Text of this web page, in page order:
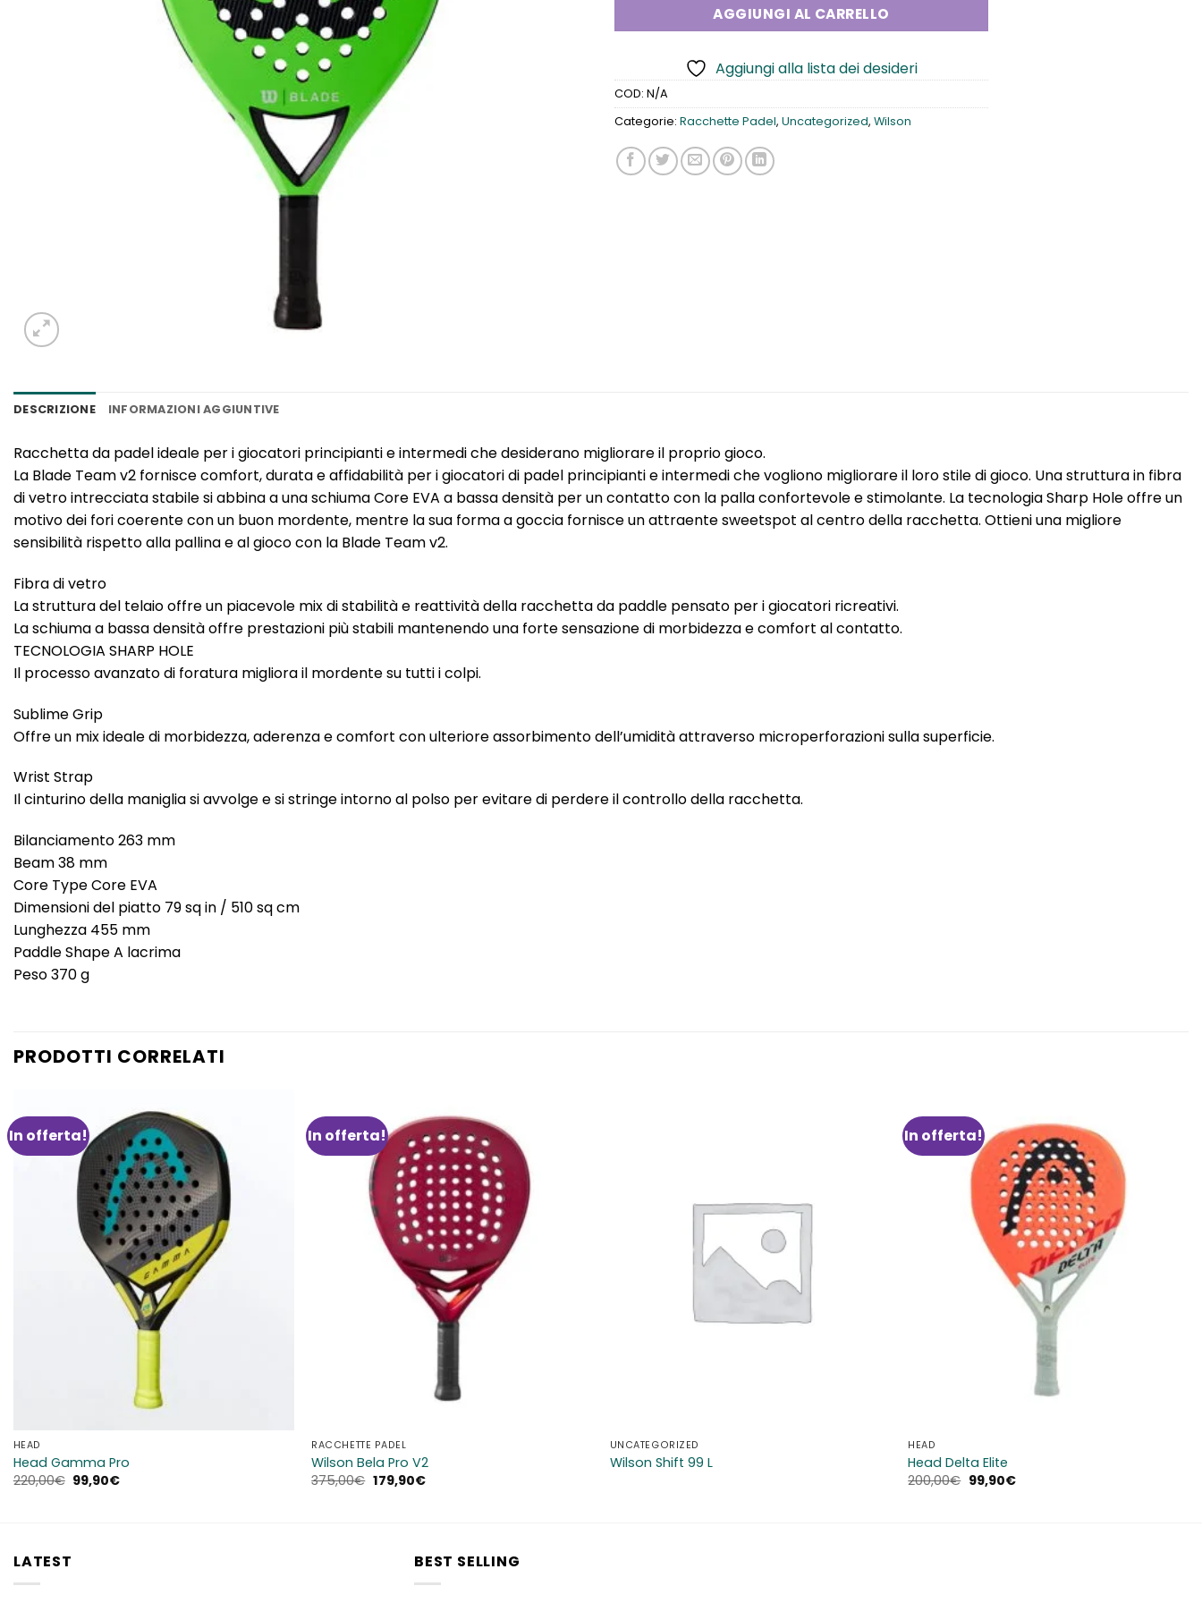
AGGIUNGI AL CARRELLO
Aggiungi alla lista dei desideri
COD: N/A
Categorie: Racchette Padel, Uncategorized, Wilson
DESCRIZIONE INFORMAZIONI AGGIUNTIVE
Racchetta da padel ideale per i giocatori principianti e intermedi che desiderano migliorare il proprio gioco.
La Blade Team v2 fornisce comfort, durata e affidabilità per i giocatori di padel principianti e intermedi che vogliono migliorare il loro stile di gioco. Una struttura in fibra
di vetro intrecciata stabile si abbina a una schiuma Core EVA a bassa densità per un contatto con la palla confortevole e stimolante. La tecnologia Sharp Hole offre un
motivo dei fori coerente con un buon mordente, mentre la sua forma a goccia fornisce un attraente sweetspot al centro della racchetta. Ottieni una migliore
sensibilità rispetto alla pallina e al gioco con la Blade Team v2.
Fibra di vetro
La struttura del telaio offre un piacevole mix di stabilità e reattività della racchetta da paddle pensato per i giocatori ricreativi.
La schiuma a bassa densità offre prestazioni più stabili mantenendo una forte sensazione di morbidezza e comfort al contatto.
TECNOLOGIA SHARP HOLE
Il processo avanzato di foratura migliora il mordente su tutti i colpi.
Sublime Grip
Offre un mix ideale di morbidezza, aderenza e comfort con ulteriore assorbimento dell’umidità attraverso microperforazioni sulla superficie.
Wrist Strap
Il cinturino della maniglia si avvolge e si stringe intorno al polso per evitare di perdere il controllo della racchetta.
Bilanciamento 263 mm
Beam 38 mm
Core Type Core EVA
Dimensioni del piatto 79 sq in / 510 sq cm
Lunghezza 455 mm
Paddle Shape A lacrima
Peso 370 g
PRODOTTI CORRELATI
In offerta!
HEAD
Head Gamma Pro
220,00€ Il
prezzo
99,90€Il
In offerta!
RACCHETTE PADEL
Wilson Bela Pro V2
375,00€ Il
prezzo
179,90€Il
UNCATEGORIZED
Wilson Shift 99 L
In offerta!
HEAD
Head Delta Elite
200,00€ Il
prezzo
99,90€Il
LATEST BEST SELLING